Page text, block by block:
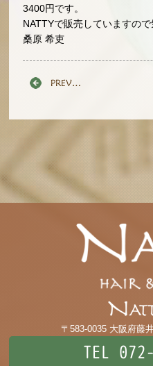
3400円です。
NATTYで販売していますの
桑原 希吏
〒583-0035 大阪府藤
TEL